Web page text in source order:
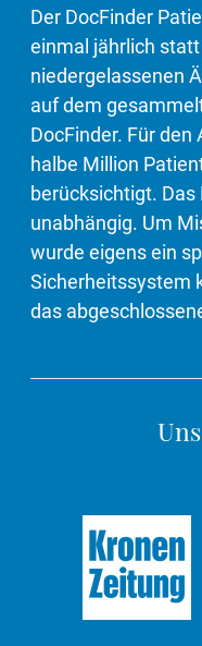
Der DocFinder
einmal jährlich
niedergelassenen
auf dem
DocFinder. Für
halbe Million
berücksichtigt. Das
unabhängig. Um
wurde eigens ein
Sicherheitssystem
das